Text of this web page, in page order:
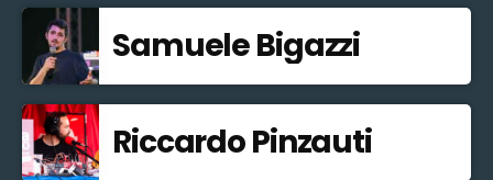
Samuele Bigazzi
Riccardo Pinzauti